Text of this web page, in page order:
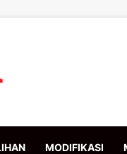
MODIFIKASI